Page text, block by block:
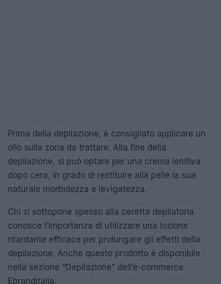
Prima della depilazione, è consigliato applicare un
olio sulla zona da trattare. Alla fine della
depilazione, si può optare per una crema lenitiva
dopo cera, in grado di restituire alla pelle la sua
naturale morbidezza e levigatezza.
Chi si sottopone spesso alla ceretta depilatoria
conosce l’importanza di utilizzare una lozione
ritardante efficace per prolungare gli effetti della
depilazione. Anche questo prodotto è disponibile
nella sezione “Depilazione” dell’e-commerce
Ebranditalia.